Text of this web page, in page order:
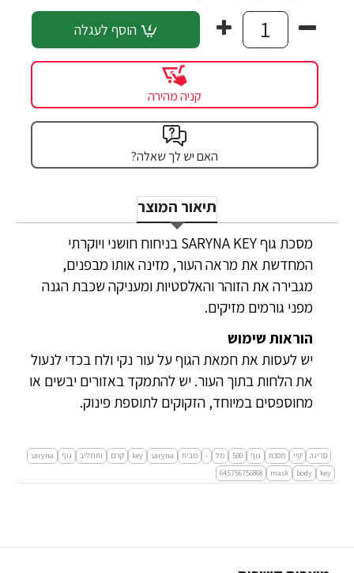
הוסף לעגלה
קניה מהירה
האם יש לך שאלה?
תיאור המוצר
מסכת גוף SARYNA KEY בניחוח חושני ויוקרתי
המחדשת את מראה העור, מזינה אותו מבפנים,
מגבירה את הזוהר והאלסטיות ומעניקה שכבת הגנה
מפני גורמים מזיקים.
הוראות שימוש
יש לעסות את חמאת הגוף על עור נקי ולח בכדי לנעול
את הלחות בתוך העור. יש להתמקד באזורים יבשים או
מחוספסים במיוחד, הזקוקים לתוספת פינוק.
סרינה קיי מסכת גוף 500 מל - מבית saryna
key קרם ותחליב גוף
saryna
key
body
mask
645756756868